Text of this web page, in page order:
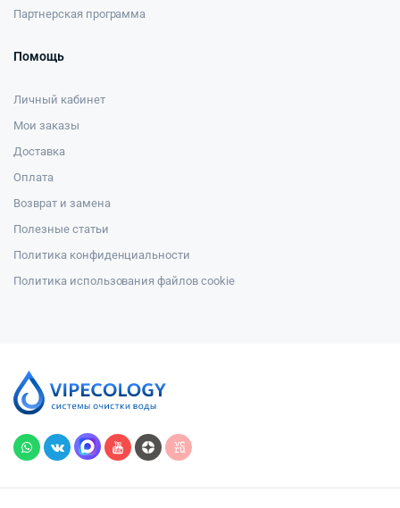
Партнерская программа
Помощь
Личный кабинет
Мои заказы
Доставка
Оплата
Возврат и замена
Полезные статьи
Политика конфиденциальности
Политика использования файлов cookie